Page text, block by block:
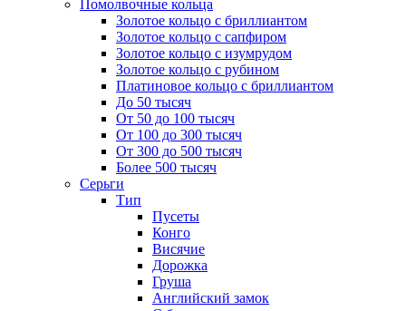
Помолвочные кольца
Золотое кольцо с бриллиантом
Золотое кольцо с сапфиром
Золотое кольцо с изумрудом
Золотое кольцо с рубином
Платиновое кольцо с бриллиантом
До 50 тысяч
От 50 до 100 тысяч
От 100 до 300 тысяч
От 300 до 500 тысяч
Более 500 тысяч
Серьги
Тип
Пусеты
Конго
Висячие
Дорожка
Груша
Английский замок